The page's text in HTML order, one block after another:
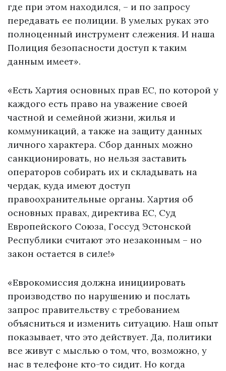
где при этом находился, – и по запросу
передавать ее полиции. В умелых руках это
полноценный инструмент слежения. И наша
Полиция безопасности доступ к таким
данным имеет».
«Есть Хартия основных прав ЕС, по которой у
каждого есть право на уважение своей
частной и семейной жизни, жилья и
коммуникаций, а также на защиту данных
личного характера. Сбор данных можно
санкционировать, но нельзя заставить
операторов собирать их и складывать на
чердак, куда имеют доступ
правоохранительные органы. Хартия об
основных правах, директива ЕС, Суд
Европейского Союза, Госсуд Эстонской
Республики считают это незаконным – но
закон остается в силе!»
«Еврокомиссия должна инициировать
производство по нарушению и послать
запрос правительству с требованием
объясниться и изменить ситуацию. Наш опыт
показывает, что это действует. Да, политики
все живут с мыслью о том, что, возможно, у
нас в телефоне кто-то сидит. Но когда